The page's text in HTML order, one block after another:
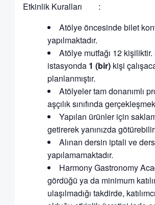
Etkinlik Kuralları :
Atölye öncesinde bilet
yapılmaktadır.
Atölye mutfağı 12 kişiliktir.
istasyonda 1 (bir)kişi
planlanmıştır.
Atölyeler tam donanımlı
aşçılık sınıfında
Yapılan ürünler için
getirerek yanınızda
Alınan dersin iptali ve
yapılamamaktadır.
Harmony Gastronomy
gördüğü ya da minimum
ulaşılmadığı takdirde,